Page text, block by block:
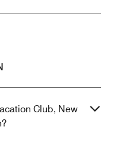
Club, New